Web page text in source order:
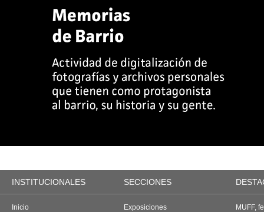
INSTITUCIONALES SECCIONES
Inicio
Exposiciones
MUFF,